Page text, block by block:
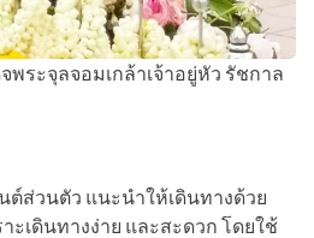
ระจุลจอมเกล้าเจ้าอยู่หัว รัชกาล
ต์ส่วนตัว แนะนำให้เดินทางด้วย
ะเดินทางง่าย และสะดวก โดยใช้